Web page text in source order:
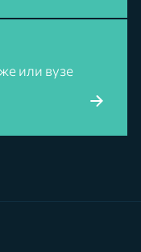
или вузе